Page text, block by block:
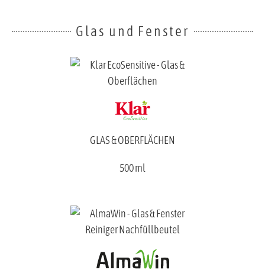
Glas und Fenster
GLAS & OBERFLÄCHEN
500 ml